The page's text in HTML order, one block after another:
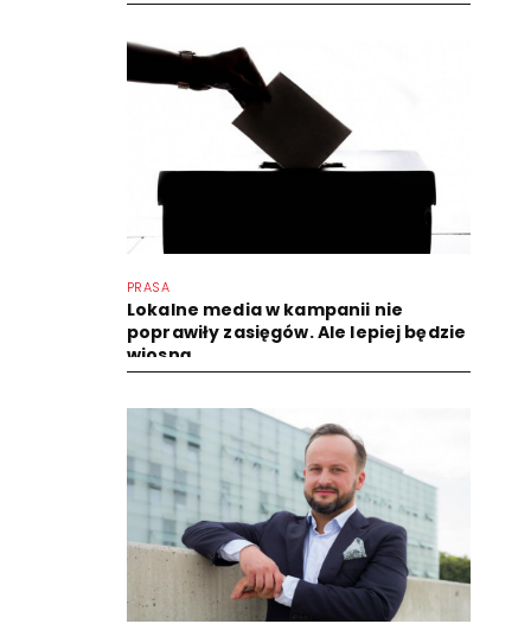
PRASA
Lokalne media w kampanii nie
poprawiły zasięgów. Ale lepiej będzie
wiosną